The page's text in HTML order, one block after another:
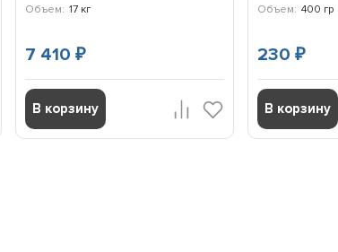
Объем: 17 кг
7 410₽
В корзину
Объем: 400 гр
230 ₽
В корзину